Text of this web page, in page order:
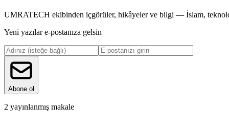
UMRATECH ekibinden içgörüler, hikâyeler ve bilgi — İslam,
Yeni yazılar e-postanıza gelsin
Abone ol
2 yayınlanmış makale